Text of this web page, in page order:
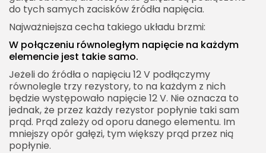
do tych samych zacisków źródła napięcia.
Najważniejsza cecha takiego układu brzmi:
W połączeniu równoległym napięcie na każdym
elemencie jest takie samo.
Jeżeli do źródła o napięciu 12 V podłączymy
równolegle trzy rezystory, to na każdym z nich
będzie występowało napięcie 12 V. Nie oznacza to
jednak, że przez każdy rezystor popłynie taki sam
prąd. Prąd zależy od oporu danego elementu. Im
mniejszy opór gałęzi, tym większy prąd przez nią
popłynie.
Połączenie równoległe w elektronice
Rezystory równoległe w elektronice
Kondensatory równoległe przy zasilaniu
Diody LED w połączeniu równoległym
Połączenie równoległe w fotowoltaice
Równoległe łączenie paneli fotowoltaicznych
Kiedy stosuje się połączenie równoległe paneli?
Zacienienie a połączenie równoległe